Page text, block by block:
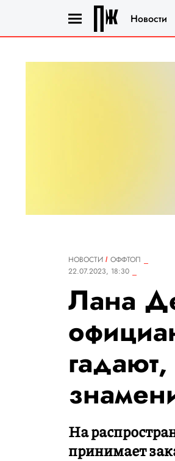
Новости
НОВОСТИ
ОФФТОП
22.07.2023, 18:30
Лана
На
принимает